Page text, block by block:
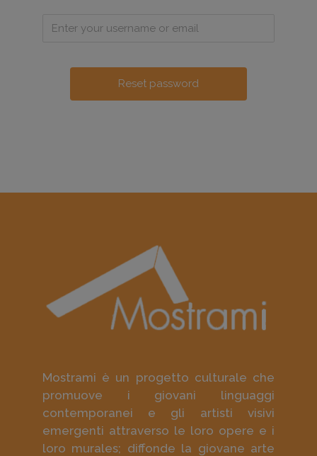
Mostrami è un progetto culturale che
promuove i giovani linguaggi
contemporanei e gli artisti visivi
emergenti attraverso le loro opere e i
loro murales; diffonde la giovane arte